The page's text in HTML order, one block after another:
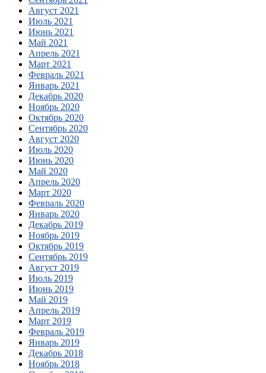
Август 2021
Июль 2021
Июнь 2021
Май 2021
Апрель 2021
Март 2021
Февраль 2021
Январь 2021
Декабрь 2020
Ноябрь 2020
Октябрь 2020
Сентябрь 2020
Август 2020
Июль 2020
Июнь 2020
Май 2020
Апрель 2020
Март 2020
Февраль 2020
Январь 2020
Декабрь 2019
Ноябрь 2019
Октябрь 2019
Сентябрь 2019
Август 2019
Июль 2019
Июнь 2019
Май 2019
Апрель 2019
Март 2019
Февраль 2019
Январь 2019
Декабрь 2018
Ноябрь 2018